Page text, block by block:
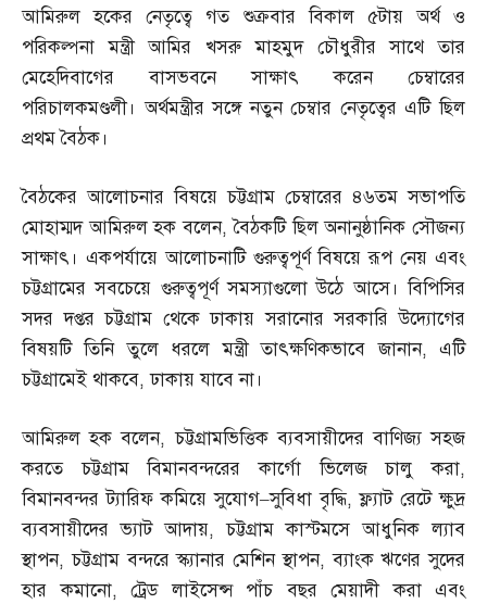
আমিরুল হকের নেতৃত্বে গত শুক্রবার বিকাল ৫টায় অর্থ ও
পরিকল্পনা মন্ত্রী আমির খসরু মাহমুদ চৌধুরীর সাথে তার
মেহেদিবাগের বাসভবনে সাক্ষাৎ করেন চেম্বারের
পরিচালকমণ্ডলী। অর্থমন্ত্রীর সঙ্গে নতুন চেম্বার নেতৃত্বের এটি ছিল
প্রথম বৈঠক।
বৈঠকের আলোচনার বিষয়ে চট্টগ্রাম চেম্বারের ৪৬তম সভাপতি
মোহাম্মদ আমিরুল হক বলেন,বৈঠকটি ছিল অনানুষ্ঠানিক সৌজন্য
সাক্ষাৎ। একপর্যায়ে আলোচনাটি গুরুত্বপূর্ণ বিষয়ে রূপ নেয় এবং
চট্টগ্রামের সবচেয়ে গুরুত্বপূর্ণ সমস্যাগুলো উঠে আসে। বিপিসির
সদর দপ্তর চট্টগ্রাম থেকে ঢাকায় সরানোর সরকারি উদ্যোগের
বিষয়টি তিনি তুলে ধরলে মন্ত্রী তাৎক্ষণিকভাবে জানান,এটি
চট্টগ্রামেই থাকবে,ঢাকায় যাবে না।
আমিরুল হক বলেন,চট্টগ্রামভিত্তিক ব্যবসায়ীদের বাণিজ্য সহজ
করতে চট্টগ্রাম বিমানবন্দরের কার্গো ভিলেজ চালু করা,
বিমানবন্দর ট্যারিফ কমিয়ে সুযোগ–সুবিধা বৃদ্ধি,ফ্ল্যাট রেটে ক্ষুদ্র
ব্যবসায়ীদের ভ্যাট আদায়,চট্টগ্রাম কাস্টমসে আধুনিক ল্যাব
স্থাপন,চট্টগ্রাম বন্দরে স্ক্যানার মেশিন স্থাপন,ব্যাংক ঋণের সুদের
হার কমানো, ট্রেড লাইসেন্স পাঁচ বছর মেয়াদী করা এবং